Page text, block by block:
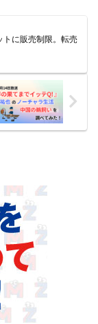
トに販売制限。転売